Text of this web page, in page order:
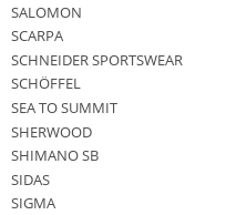
SALOMON
SCARPA
SCHNEIDER SPORTSWEAR
SCHÖFFEL
SEA TO SUMMIT
SHERWOOD
SHIMANO SB
SIDAS
SIGMA